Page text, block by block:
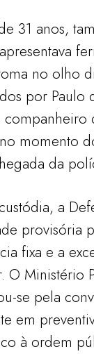
31 anos,
no olho
por Paulo
companheiro
momento
da
a
provisória
fixa e a
O Ministério
se pela
em
à ordem